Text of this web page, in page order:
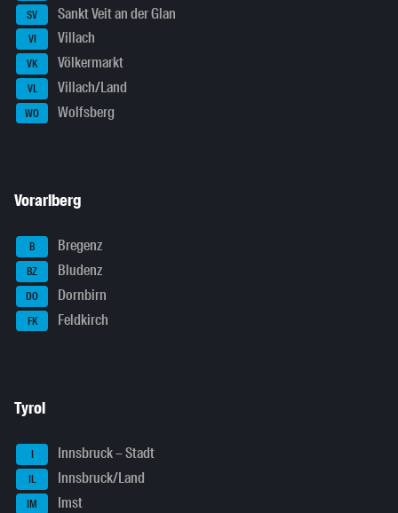
SV Sankt Veit an der Glan
VI Villach
VK Völkermarkt
VL Villach/Land
WO Wolfsberg
Vorarlberg
B Bregenz
BZ Bludenz
DO Dornbirn
FK Feldkirch
Tyrol
I Innsbruck – Stadt
IL Innsbruck/Land
IM Imst